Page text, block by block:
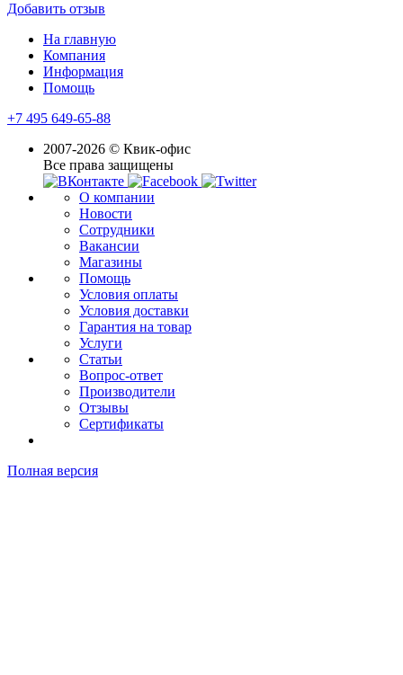
Добавить отзыв
На главную
Компания
Информация
Помощь
+7 495 649-65-88
2007-2026 © Квик-офис
Все права защищены
О компании
Новости
Сотрудники
Вакансии
Магазины
Помощь
Условия оплаты
Условия доставки
Гарантия на товар
Услуги
Статьи
Вопрос-ответ
Производители
Отзывы
Сертификаты
Полная версия